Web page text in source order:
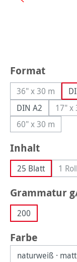
Format
36" x 30 m
(Diese
DIN A2
17" x
60" x 30 m
(Diese
Inhalt
25 Blatt 1
Grammatur
200
Farbe